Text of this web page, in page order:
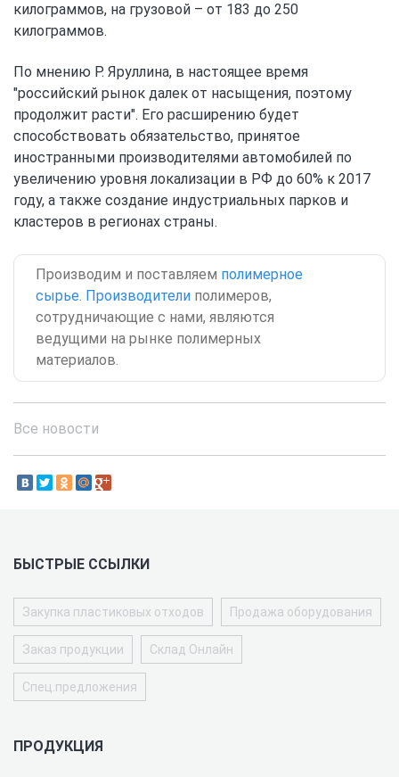
килограммов, на грузовой – от 183 до 250
килограммов.
По мнению Р. Яруллина, в настоящее время
"российский рынок далек от насыщения, поэтому
продолжит расти". Его расширению будет
способствовать обязательство, принятое
иностранными производителями автомобилей по
увеличению уровня локализации в РФ до 60% к 2017
году, а также создание индустриальных парков и
кластеров в регионах страны.
Производим и поставляем полимерное
сырье. Производители полимеров,
сотрудничающие с нами, являются
ведущими на рынке полимерных
материалов.
Все новости
БЫСТРЫЕ ССЫЛКИ
Закупка пластиковых отходов Продажа оборудования
Заказ продукции Склад Онлайн
Спец.предложения
ПРОДУКЦИЯ